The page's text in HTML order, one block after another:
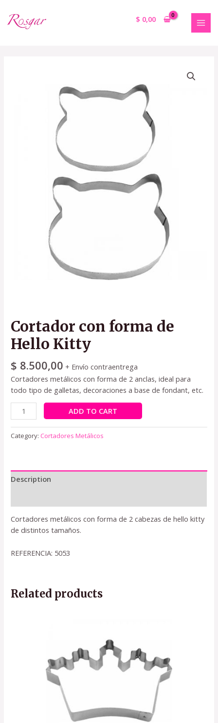
$ 0,00
Cortador con forma de
Hello Kitty
$ 8.500,00 + Envío contraentrega
Cortadores metálicos con forma de 2 anclas, ideal para
todo tipo de galletas, decoraciones a base de fondant, etc.
ADD TO CART
Category: Cortadores Metálicos
Description
Cortadores metálicos con forma de 2 cabezas de hello kitty
de distintos tamaños.
REFERENCIA: 5053
Related products